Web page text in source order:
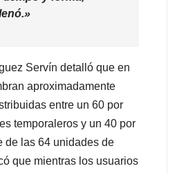
Servín detalló que en
aproximadamente
entre un 60 por
temporaleros y un 40 por
de las 64 unidades de
que mientras los usuarios